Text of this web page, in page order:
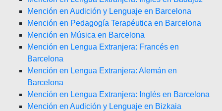
Mención en Audición y Lenguaje en Barcelona
Mención en Pedagogía Terapéutica en Barcelona
Mención en Música en Barcelona
Mención en Lengua Extranjera: Francés en
Barcelona
Mención en Lengua Extranjera: Alemán en
Barcelona
Mención en Lengua Extranjera: Inglés en Barcelona
Mención en Audición y Lenguaje en Bizkaia